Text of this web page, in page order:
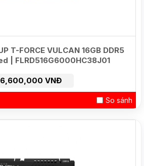
T-FORCE VULCAN 16GB DDR5
| FLRD516G6000HC38J01
6,600,000 VNĐ
So sánh